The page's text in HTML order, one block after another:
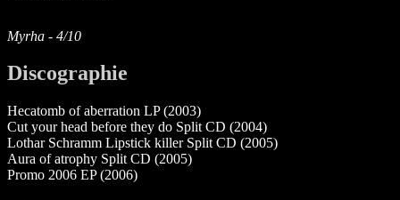
Myrha - 4/10
Discographie
Hecatomb of aberration LP (2003)
Cut your head before they do Split CD (2004)
Lothar Schramm Lipstick killer Split CD (2005)
Aura of atrophy Split CD (2005)
Promo 2006 EP (2006)